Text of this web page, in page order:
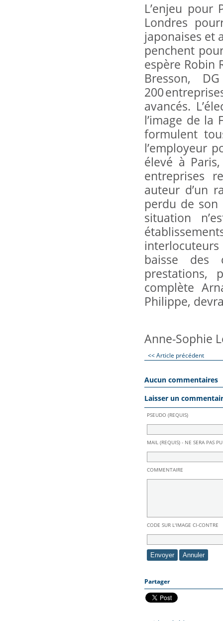
L’enjeu pour
Londres
japonaises et
penchent
espère Robin
Bresson,
200
avancés.
l’image de la
formulent
l’employeur
élevé à
entreprises
auteur d’un
perdu de son
situation
baisse des
prestations,
complète
Philippe,
Anne-Sophie
<< Article précédent
Aucun commentaires
Laisser un
PSEUDO (REQUIS)
MAIL (REQUIS) - NE SERA PAS
COMMENTAIRE
CODE SUR L'IMAGE CI-CONTRE
Partager